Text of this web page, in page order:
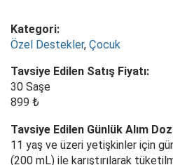
Kategori:
Özel Destekler, Çocuk
Tavsiye Edilen Satış Fiyatı:
30 Saşe
899 ₺
Tavsiye Edilen Günlük Alım
11 yaş ve üzeri yetişkinler için
(200 mL) ile karıştırılarak